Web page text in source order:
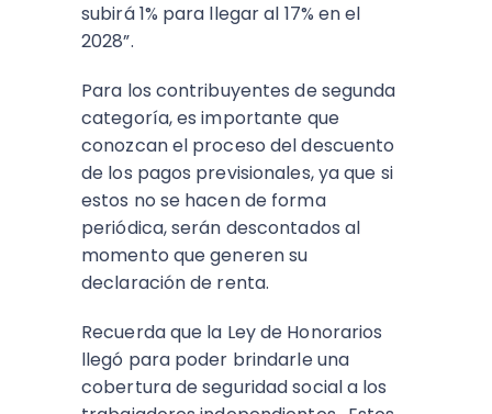
subirá 1% para llegar al 17% en el
2028”.
Para los contribuyentes de segunda
categoría, es importante que
conozcan el proceso del descuento
de los pagos previsionales, ya que si
estos no se hacen de forma
periódica, serán descontados al
momento que generen su
declaración de renta.
Recuerda que la Ley de Honorarios
llegó para poder brindarle una
cobertura de seguridad social a los